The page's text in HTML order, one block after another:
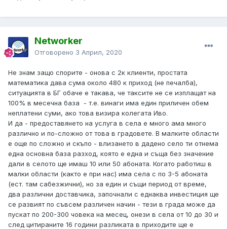
Networker
Отговорено 3 Април, 2020
Не знам защо спорите - онова с 2к клиенти, простата
математика дава сума около 480 к приход (не печалба),
ситуацията в БГ обаче е такава, че таксите не се изплащат на
100% в месечна база - т.е. винаги има един приличен обем
неплатени суми, ако това визира колегата Иво.
И да - предоставянето на услуга в села е много ама много
различно и по-сложно от това в градовете. В малките области
е още по сложно и скъпо - влизането в дадено село ти отнема
една основна база разход, която е една и съща без значение
дали в селото ще имаш 10 или 50 абоната. Когато работиш в
малки области (както е при нас) има села с по 3-5 абоната
(ест. там сабезжични), но за един и същи период от време,
два различни доставчика, започнали с еднаква инвестиция ще
се развият по съвсем различен начин - тези в града може да
пускат по 200-300 човека на месец, онези в села от 10 до 30 и
след цитираните 16 години разликата в приходите ще е